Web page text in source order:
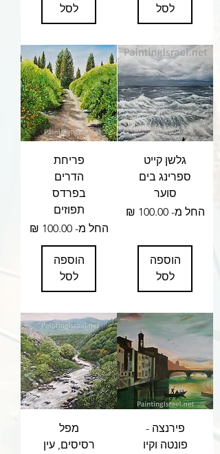
לסל
לסל
גלשן קייט
ספרינג בים
סוער
החל מ-
‏100.00 ‏₪
מחיר מבצע
הוספה
לסל
פריחת
הדרים
בפרדס
תפוזים
החל מ-
‏100.00 ‏₪
מחיר מבצע
הוספה
לסל
פירנצה -
פונטה וקיו
מפל
רסיסים, עין